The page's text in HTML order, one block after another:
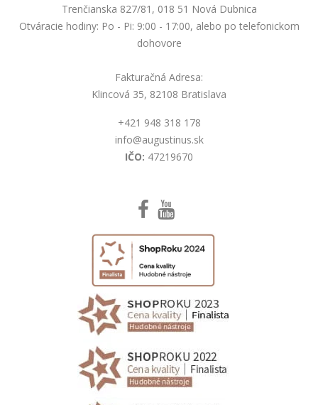
Trenčianska 827/81, 018 51 Nová Dubnica
Otváracie hodiny: Po - Pi: 9:00 - 17:00, alebo po telefonickom
dohovore
Fakturačná Adresa:
Klincová 35, 82108 Bratislava
+421 948 318 178
info@augustinus.sk
IČO: 47219670